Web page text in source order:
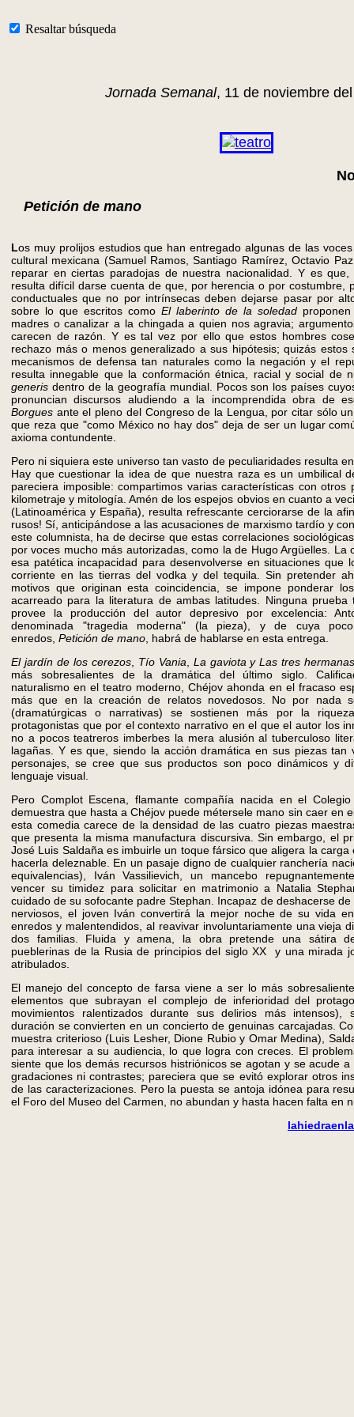
Resaltar búsqueda
Jornada Semanal, 11 de noviembre
Petición de mano
Los muy prolijos estudios que han entregado algunas de las
cultural mexicana (Samuel Ramos, Santiago Ramírez, Octavio
reparar en ciertas paradojas de nuestra nacionalidad. Y es
resulta difícil darse cuenta de que, por herencia o por costumbre,
conductuales que no por intrínsecas deben dejarse pasar por
sobre lo que escritos como El laberinto de la soledad
madres o canalizar a la chingada a quien nos agravia;
carecen de razón. Y es tal vez por ello que estos hombres
rechazo más o menos generalizado a sus hipótesis; quizás estos
mecanismos de defensa tan naturales como la negación y el
resulta innegable que la conformación étnica, racial y social de
generis dentro de la geografía mundial. Pocos son los países
pronuncian discursos aludiendo a la incomprendida obra de
Borgues ante el pleno del Congreso de la Lengua, por citar sólo
que reza que "como México no hay dos" deja de ser un lugar
axioma contundente.
Pero ni siquiera este universo tan vasto de peculiaridades resulta
Hay que cuestionar la idea de que nuestra raza es un umbilical
pareciera imposible: compartimos varias características con otros
kilometraje y mitología. Amén de los espejos obvios en cuanto a
(Latinoamérica y España), resulta refrescante cerciorarse de la
rusos! Sí, anticipándose a las acusaciones de marxismo tardío y
este columnista, ha de decirse que estas correlaciones
por voces mucho más autorizadas, como la de Hugo Argüelles. La
esa patética incapacidad para desenvolverse en situaciones que
corriente en las tierras del vodka y del tequila. Sin pretender
motivos que originan esta coincidencia, se impone ponderar
acarreado para la literatura de ambas latitudes. Ninguna
provee la producción del autor depresivo por excelencia:
denominada "tragedia moderna" (la pieza), y de cuya
enredos, Petición de mano , habrá de hablarse en esta entrega.
El jardín de los cerezos, Tío Vania
La gaviota y Las tres
más sobresalientes de la dramática del último siglo.
naturalismo en el teatro moderno, Chéjov ahonda en el fracaso
más que en la creación de relatos novedosos. No por nada
(dramatúrgicas o narrativas) se sostienen más por la
protagonistas que por el contexto narrativo en el que el autor los
no a pocos teatreros imberbes la mera alusión al tuberculoso
lagañas. Y es que, siendo la acción dramática en sus piezas tan
personajes, se cree que sus productos son poco dinámicos y
lenguaje visual.
Pero Complot Escena, flamante compañía nacida en el
demuestra que hasta a Chéjov puede métersele mano sin caer en
esta comedia carece de la densidad de las cuatro piezas
que presenta la misma manufactura discursiva. Sin embargo, el
José Luis Saldaña es imbuirle un toque fársico que aligera la
hacerla deleznable. En un pasaje digno de cualquier ranchería
equivalencias), Iván Vassilievich, un mancebo
vencer su timidez para solicitar en matrimonio a Natalia
cuidado de su sofocante padre Stephan. Incapaz de deshacerse
nerviosos, el joven Iván convertirá la mejor noche de su vida
enredos y malentendidos, al reavivar involuntariamente una vieja
dos familias. Fluida y amena, la obra pretende una sátira
pueblerinas de la Rusia de principios del siglo XX y una mirada
atribulados.
El manejo del concepto de farsa viene a ser lo más
elementos que subrayan el complejo de inferioridad del
movimientos ralentizados durante sus delirios más intensos),
duración se convierten en un concierto de genuinas carcajadas.
muestra criterioso (Luis Lesher, Dione Rubio y Omar Medina),
para interesar a su audiencia, lo que logra con creces. El
siente que los demás recursos histriónicos se agotan y se acude
gradaciones ni contrastes; pareciera que se evitó explorar otros
de las caracterizaciones. Pero la puesta se antoja idónea para
el Foro del Museo del Carmen, no abundan y hasta hacen falta en